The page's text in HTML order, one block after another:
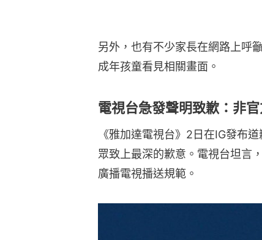
另外，也有不少家長在網路上呼
成年孩童看見相關畫面。
電視台急發聲明致歉：非官
《雅加達電視台》2日在IG發布
眾致上最深的歉意。電視台坦言
廣播電視播送規範。